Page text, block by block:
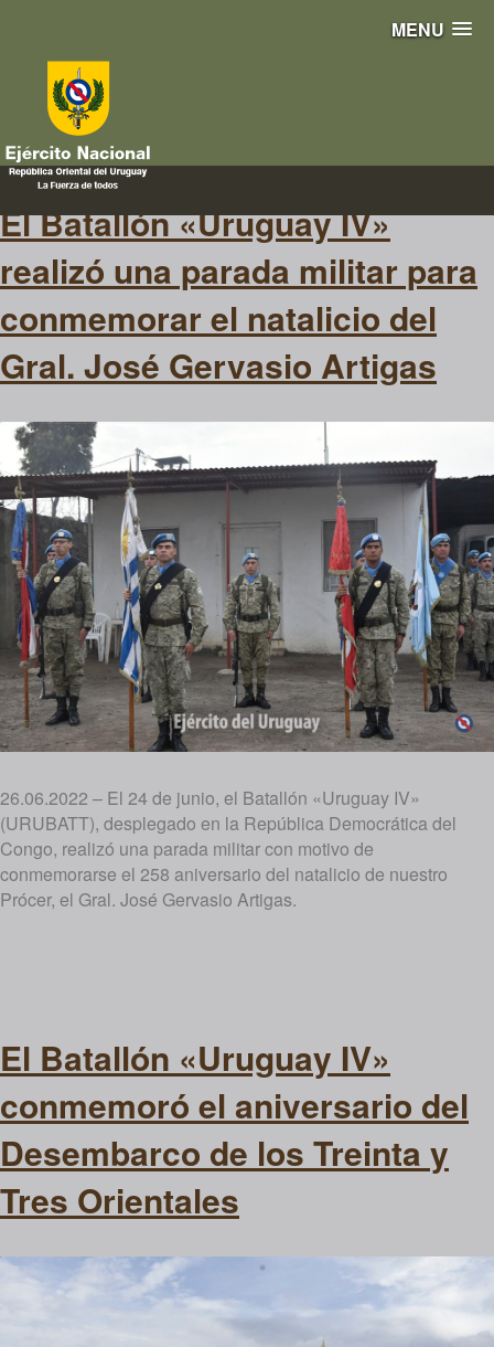
MENU
Nuestrahistoria
El Batallón «Uruguay IV»
realizó una parada militar para
conmemorar el natalicio del
Gral. José Gervasio Artigas
26.06.2022 – El 24 de junio, el Batallón «Uruguay IV»
(URUBATT), desplegado en la República Democrática del
Congo, realizó una parada militar con motivo de
conmemorarse el 258 aniversario del natalicio de nuestro
Prócer, el Gral. José Gervasio Artigas.
El Batallón «Uruguay IV»
conmemoró el aniversario del
Desembarco de los Treinta y
Tres Orientales